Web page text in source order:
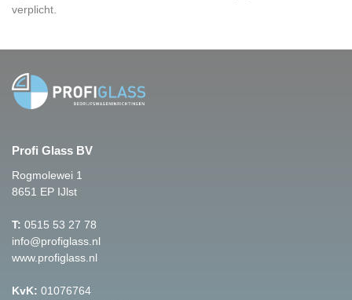
verplicht.
Profi Glass BV
Rogmolewei 1
8651 EP IJlst
T: 0515 53 27 78
info@profiglass.nl
www.profiglass.nl
KvK: 01076764